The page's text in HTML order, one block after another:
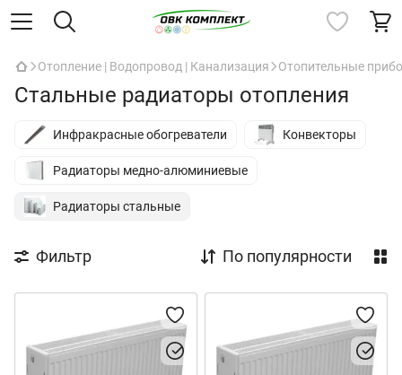
Отопление | Водопровод | Канализация Отопительные
Стальные радиаторы отопления
Инфракрасные обогреватели Конвекторы
Радиаторы медно-алюминиевые
Радиаторы стальные
Фильтр По популярности